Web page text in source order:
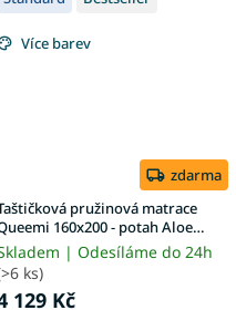
Více barev
zdarma
pružinová matrace
160x200 - potah Aloe
| Odesíláme do 24h
ks)
129 Kč